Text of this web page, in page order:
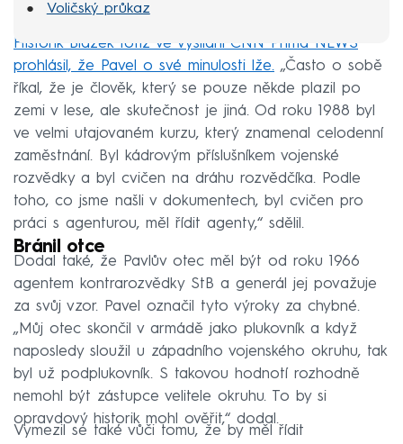
Voličský průkaz
Historik Blažek totiž ve vysílání CNN Prima NEWS
prohlásil, že Pavel o své minulosti lže. „Často o sobě
říkal, že je člověk, který se pouze někde plazil po
zemi v lese, ale skutečnost je jiná. Od roku 1988 byl
ve velmi utajovaném kurzu, který znamenal celodenní
zaměstnání. Byl kádrovým příslušníkem vojenské
rozvědky a byl cvičen na dráhu rozvědčíka. Podle
toho, co jsme našli v dokumentech, byl cvičen pro
práci s agenturou, měl řídit agenty,“ sdělil.
Bránil otce
Dodal také, že Pavlův otec měl být od roku 1966
agentem kontrarozvědky StB a generál jej považuje
za svůj vzor. Pavel označil tyto výroky za chybné.
„Můj otec skončil v armádě jako plukovník a když
naposledy sloužil u západního vojenského okruhu, tak
byl už podplukovník. S takovou hodnotí rozhodně
nemohl být zástupce velitele okruhu. To by si
opravdový historik mohl ověřit,“ dodal.
Vymezil se také vůči tomu, že by měl řídit